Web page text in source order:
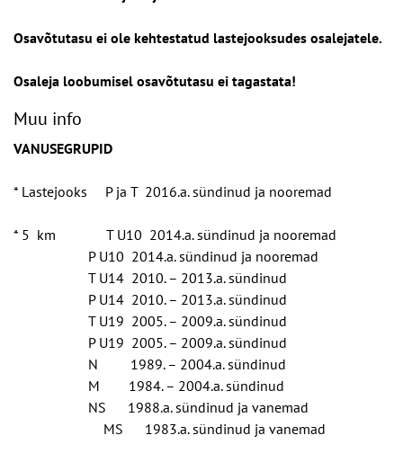
Osavõtutasu ei ole kehtestatud lastejooksudes osalejatele.
Osaleja loobumisel osavõtutasu ei tagastata!
Muu info
VANUSEGRUPID
* Lastejooks P ja T 2016.a. sündinud ja nooremad
* 5 km T U10 2014.a. sündinud ja nooremad
P U10 2014.a. sündinud ja nooremad
T U14 2010. – 2013.a. sündinud
P U14 2010. – 2013.a. sündinud
T U19 2005. – 2009.a. sündinud
P U19 2005. – 2009.a. sündinud
N 1989. – 2004.a. sündinud
M 1984. – 2004.a. sündinud
NS 1988.a. sündinud ja vanemad
MS 1983.a. sündinud ja vanemad